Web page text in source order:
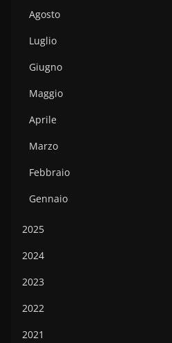
Agosto
Luglio
Giugno
Maggio
Aprile
Marzo
Febbraio
Gennaio
2025
2024
2023
2022
2021